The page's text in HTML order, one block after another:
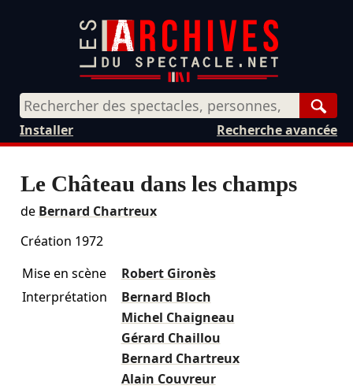
Recherche avancée
Installer
Le Château dans les champs
de Bernard Chartreux
Création 1972
Mise en scène
Robert Gironès
Interprétation
Bernard Bloch
Michel Chaigneau
Gérard Chaillou
Bernard Chartreux
Alain Couvreur